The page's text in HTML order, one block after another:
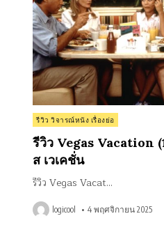
Posted
in
รีวิว วิจารณ์หนัง เรื่องย่อ
รีวิว Vegas Vacation
ส เวเคชั่น
รีวิว Vegas Vacat…
logicool 4 พฤศจิกายน 2025